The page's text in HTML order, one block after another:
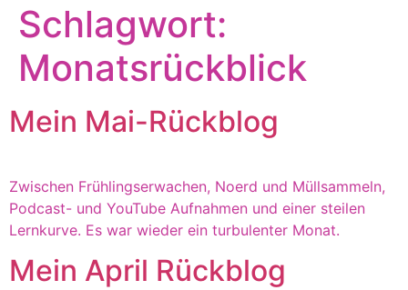
Schlagwort:
Monatsrückblick
Mein Mai-Rückblog
Zwischen Frühlingserwachen, Noerd und Müllsammeln,
Podcast- und YouTube Aufnahmen und einer steilen
Lernkurve. Es war wieder ein turbulenter Monat.
Mein April Rückblog